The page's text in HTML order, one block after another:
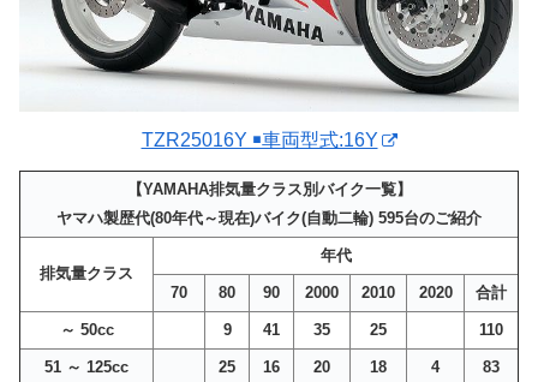
TZR25016Y ￭車両型式:16Y
【YAMAHA排気量クラス別バイク一覧】
ヤマハ製歴代(80年代～現在)バイク(自動二輪) 595台のご紹介
排気量クラス
年代
70 80 90 2000 2010 2020 合計
～ 50cc 9 41 35 25 110
51 ～ 125cc 25 16 20 18 4 83